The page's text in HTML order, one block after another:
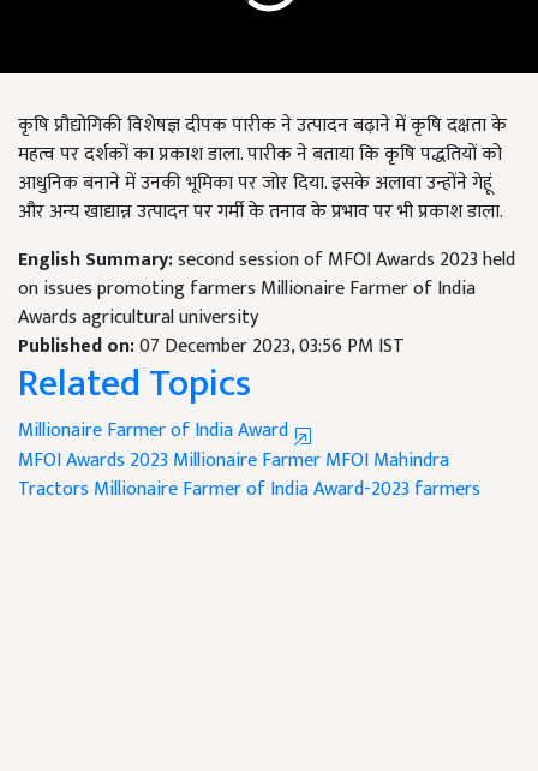
कृषि प्रौद्योगिकी विशेषज्ञ दीपक पारीक ने उत्पादन बढ़ाने में कृषि दक्षता के
महत्व पर दर्शकों का प्रकाश डाला. पारीक ने बताया कि कृषि पद्धतियों को
आधुनिक बनाने में उनकी भूमिका पर जोर दिया. इसके अलावा उन्होंने गेहूं
और अन्य खाद्यान्न उत्पादन पर गर्मी के तनाव के प्रभाव पर भी प्रकाश डाला.
English Summary:second session of MFOI Awards 2023 held
on issues promoting farmers Millionaire Farmer of India
Awards agricultural university
Published on:07 December 2023, 03:56 PM IST
Related Topics
Millionaire Farmer of India Award
MFOI Awards 2023 Millionaire FarmerMFOIMahindra
Tractors Millionaire Farmer of India Award-2023 farmers